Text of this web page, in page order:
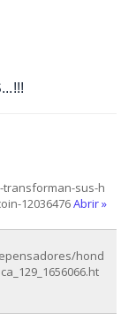
sus-h
12036476Abrir »
hond